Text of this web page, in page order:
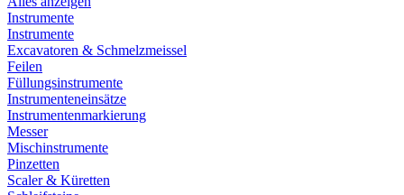
Instrumente
Instrumente
Excavatoren & Schmelzmeissel
Feilen
Füllungsinstrumente
Instrumenteneinsätze
Instrumentenmarkierung
Messer
Mischinstrumente
Pinzetten
Scaler & Küretten